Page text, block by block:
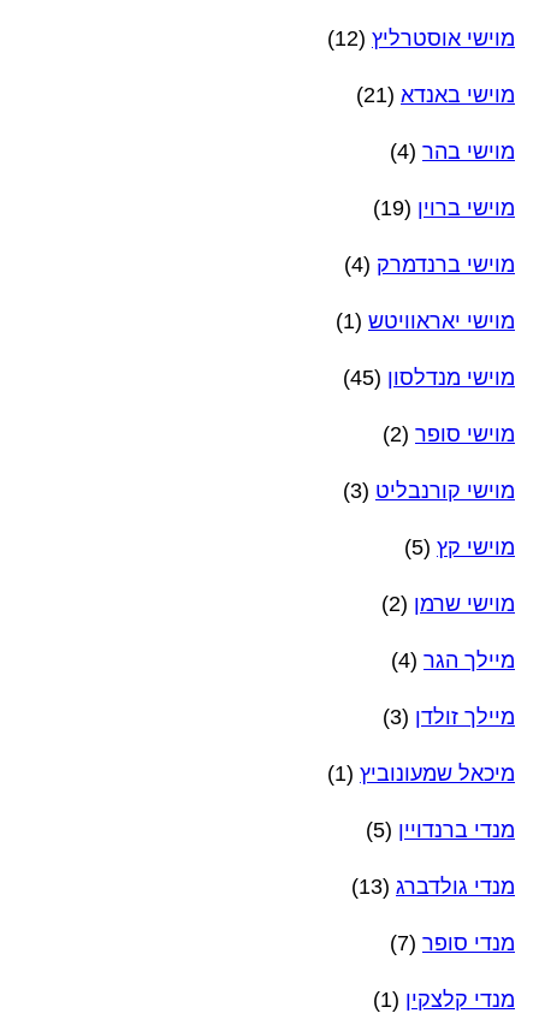
מוישי אוסטרליץ (12)
מוישי באנדא (21)
מוישי בהר (4)
מוישי ברוין (19)
מוישי ברנדמרק (4)
מוישי יאראוויטש (1)
מוישי מנדלסון (45)
מוישי סופר (2)
מוישי קורנבליט (3)
מוישי קץ (5)
מוישי שרמן (2)
מיילך הגר (4)
מיילך זולדן (3)
מיכאל שמעונוביץ (1)
מנדי ברנדויין (5)
מנדי גולדברג (13)
מנדי סופר (7)
מנדי קלצקין (1)